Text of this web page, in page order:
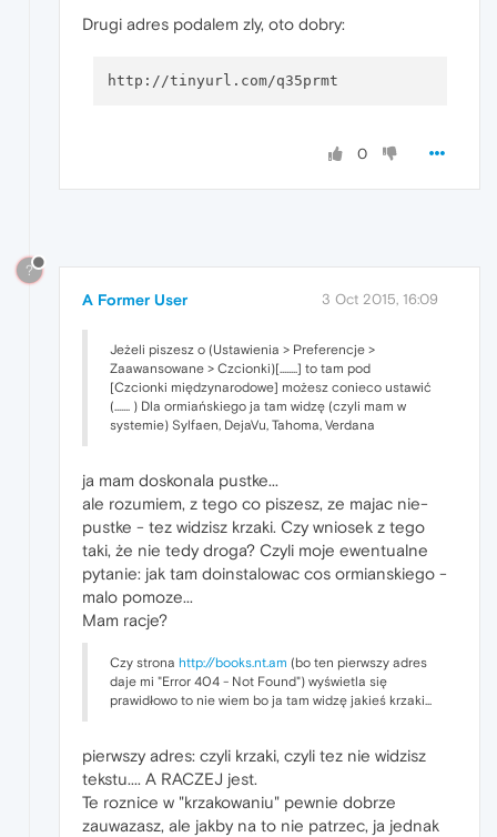
Drugi adres podalem zly, oto dobry:
0
?
A Former User 3 Oct 2015, 16:09
Jeżeli piszesz o (Ustawienia > Preferencje >
Zaawansowane > Czcionki)[........] to tam pod
[Czcionki międzynarodowe] możesz conieco ustawić
(....... ) Dla ormiańskiego ja tam widzę (czyli mam w
systemie) Sylfaen, DejaVu, Tahoma, Verdana
ja mam doskonala pustke...
ale rozumiem, z tego co piszesz, ze majac nie-
pustke - tez widzisz krzaki. Czy wniosek z tego
taki, że nie tedy droga? Czyli moje ewentualne
pytanie: jak tam doinstalowac cos ormianskiego -
malo pomoze...
Mam racje?
Czy strona http://books.nt.am (bo ten pierwszy adres
daje mi "Error 404 - Not Found") wyświetla się
prawidłowo to nie wiem bo ja tam widzę jakieś krzaki...
pierwszy adres: czyli krzaki, czyli tez nie widzisz
tekstu.... A RACZEJ jest.
Te roznice w "krzakowaniu" pewnie dobrze
zauwazasz, ale jakby na to nie patrzec, ja jednak